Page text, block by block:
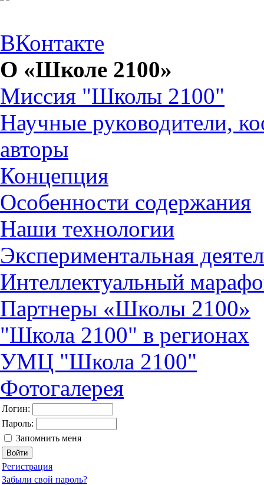
ВКонтакте
О «Школе 2100»
Миссия "Школы 2100"
Научные руководители,
авторы
Концепция
Особенности содержания
Наши технологии
Экспериментальная
Интеллектуальный
Партнеры «Школы 2100»
"Школа 2100" в регионах
УМЦ "Школа 2100"
Фотогалерея
Логин:
Пароль:
Запомнить меня
Регистрация
Забыли свой пароль?